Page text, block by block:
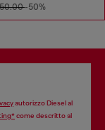
-50%
autorizzo Diesel al
come descritto al